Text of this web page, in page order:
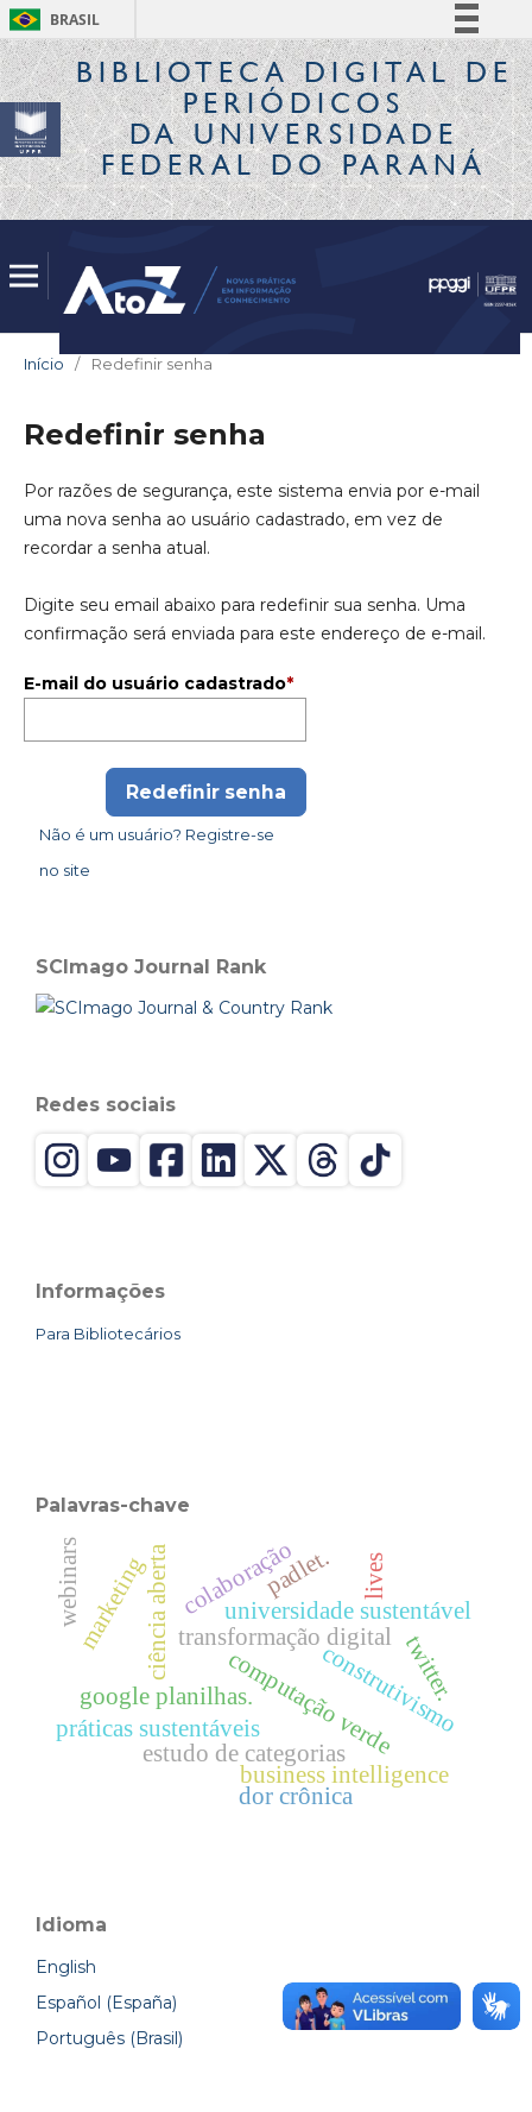
BRASIL
Simplifique!
Comunica BR
Participe
Acesso à informação
Legislação
BIBLIOTECA DIGITALDE
PERIÓDICOS
DA UNIVERSIDADE
FEDERAL DO PARANÁ
Início / Redefinir senha
Redefinir senha
Por razões de segurança, este sistema envia por e-mail
uma nova senha ao usuário cadastrado, em vez de
recordar a senha atual.
Digite seu email abaixo para redefinir sua senha. Uma
confirmação será enviada para este endereço de e-mail.
E-mail do usuário cadastrado*
Redefinir senha
Não é um usuário? Registre-se
no site
SCImago Journal Rank
Redes sociais
Informações
Para Bibliotecários
Palavras-chave
ciência aberta
google planilhas.
transformação digital
computação verde
universidade sustentável
práticas sustentáveis
estudo de categorias
construtivismo
colaboraçãopadlet.
business intelligence
dor crônica
marketing
twitter.
webinars lives
Idioma
English
Español (España)
Português (Brasil)